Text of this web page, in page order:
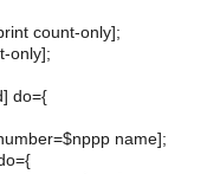
count-only];
only];
do={
name];